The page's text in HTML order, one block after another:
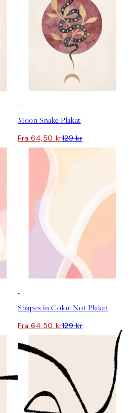
Moon Snake Plakat
Fra 64,50 kr129 kr
Shapes in Color No1 Plakat
Fra 64,50 kr129 kr